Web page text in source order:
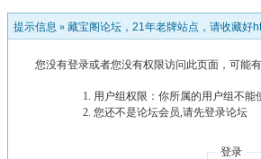
提示信息 » 藏宝阁论坛，21年老牌站点，请收藏好
您没有登录或者您没有权限访问此页面，可能
用户组权限：你所属的用户组不能
您还不是论坛会员,请先登录论坛
登录